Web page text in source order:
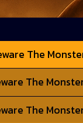
The
The
The